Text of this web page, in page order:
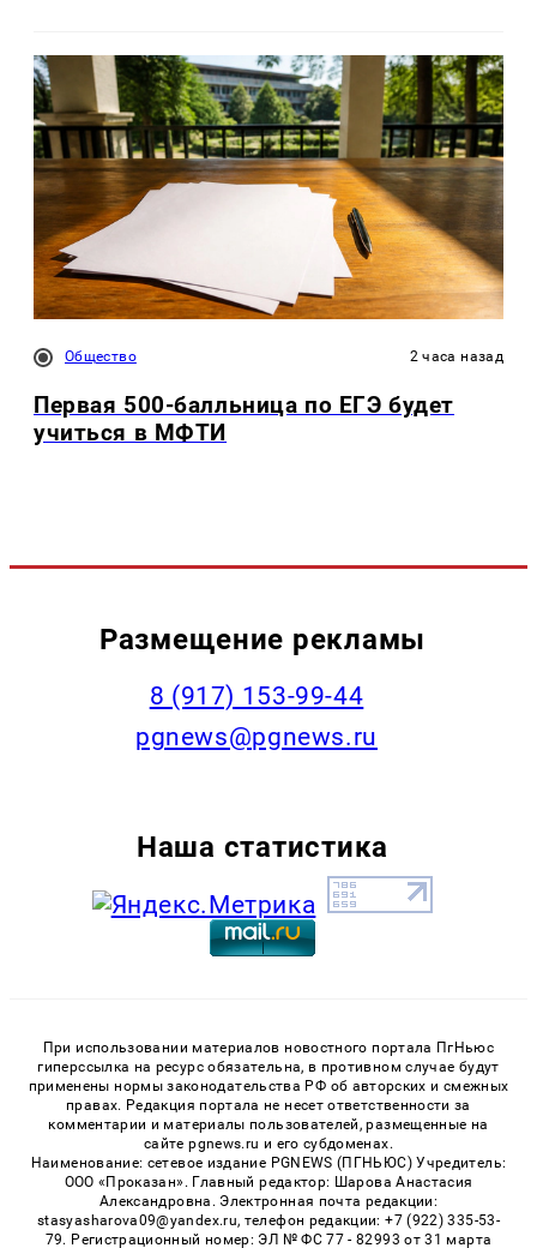
Общество 2 часа назад
Первая 500-балльница по ЕГЭ будет
учиться в МФТИ
Размещение рекламы
‭8 (917) 153-99-44
pgnews@pgnews.ru
Наша статистика
При использовании материалов новостного портала ПгНьюс
гиперссылка на ресурс обязательна, в противном случае будут
применены нормы законодательства РФ об авторских и смежных
правах. Редакция портала не несет ответственности за
комментарии и материалы пользователей, размещенные на
сайте pgnews.ru и его субдоменах.
Наименование: сетевое издание PGNEWS (ПГНЬЮС) Учредитель:
ООО «Проказан». Главный редактор: Шарова Анастасия
Александровна. Электронная почта редакции:
stasyasharova09@yandex.ru, телефон редакции: +7 (922) 335-53-
79. Регистрационный номер: ЭЛ № ФС 77 - 82993 от 31 марта